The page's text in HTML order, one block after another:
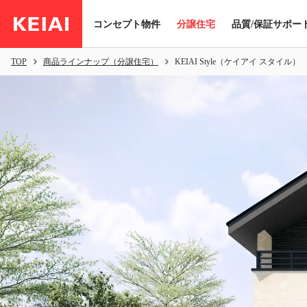
コンセプト物件 分譲住宅 品質/保証サポー
TOP 商品ラインナップ（分譲住宅） KEIAI Style（ケイアイ スタイル）